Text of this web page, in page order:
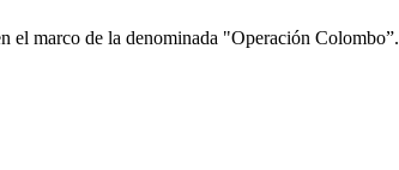
el marco de la denominada "Operación Colombo”.